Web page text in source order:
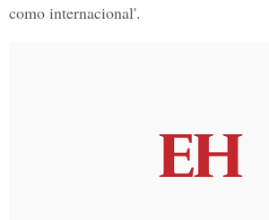
como internacional'.